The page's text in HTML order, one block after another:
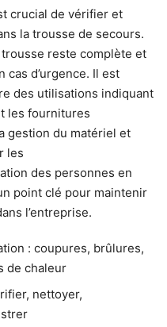
crucial de vérifier et
la trousse de secours.
reste complète et
cas d’urgence. Il est
des utilisations indiquant
les fournitures
gestion du matériel et
les
des personnes en
point clé pour maintenir
l’entreprise.
: coupures, brûlures,
de chaleur
nettoyer,